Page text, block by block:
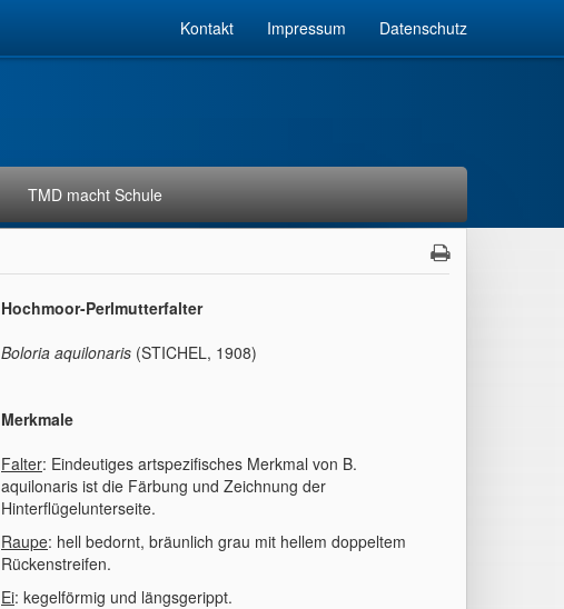
Kontakt Impressum Datenschutz
TMD macht Schule
Hochmoor-Perlmutterfalter
Boloria aquilonaris (STICHEL, 1908)
Merkmale
Falter: Eindeutiges artspezifisches Merkmal von B.
aquilonaris ist die Färbung und Zeichnung der
Hinterflügelunterseite.
Raupe: hell bedornt, bräunlich grau mit hellem doppeltem
Rückenstreifen.
Ei: kegelförmig und längsgerippt.